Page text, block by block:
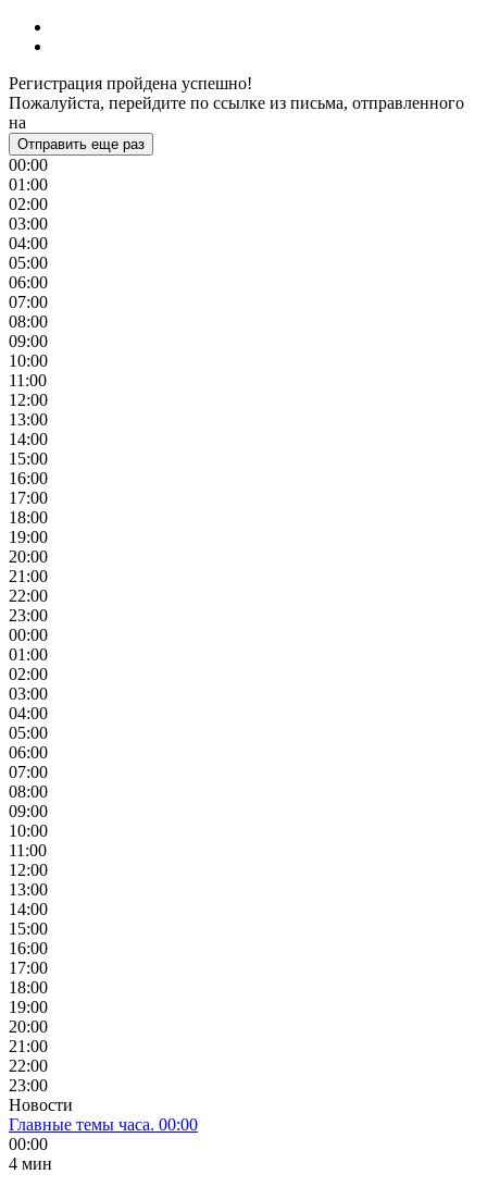
Регистрация пройдена успешно!
Пожалуйста, перейдите по ссылке из письма, отправленного
на
Отправить еще раз
00:00
01:00
02:00
03:00
04:00
05:00
06:00
07:00
08:00
09:00
10:00
11:00
12:00
13:00
14:00
15:00
16:00
17:00
18:00
19:00
20:00
21:00
22:00
23:00
00:00
01:00
02:00
03:00
04:00
05:00
06:00
07:00
08:00
09:00
10:00
11:00
12:00
13:00
14:00
15:00
16:00
17:00
18:00
19:00
20:00
21:00
22:00
23:00
Новости
Главные темы часа. 00:00
00:00
4 мин